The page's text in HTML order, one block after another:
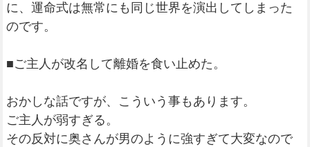
に、運命式は無常にも同じ世界を演出してしまった
のです。
■ご主人が改名して離婚を食い止めた。
おかしな話ですが、こういう事もあります。
ご主人が弱すぎる。
その反対に奥さんが男のように強すぎて大変なので